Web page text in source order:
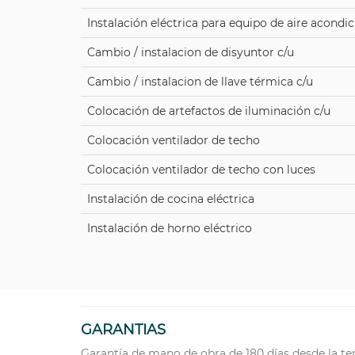
Instalación eléctrica para equipo de aire
Cambio / instalacion de disyuntor c/u
Cambio / instalacion de llave térmica c/u
Colocación de artefactos de iluminación c/u
Colocación ventilador de techo
Colocación ventilador de techo con luces
Instalación de cocina eléctrica
Instalación de horno eléctrico
GARANTIAS